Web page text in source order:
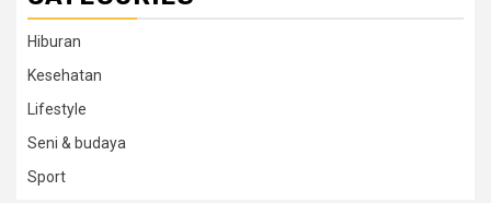
Hiburan
Kesehatan
Lifestyle
Seni & budaya
Sport